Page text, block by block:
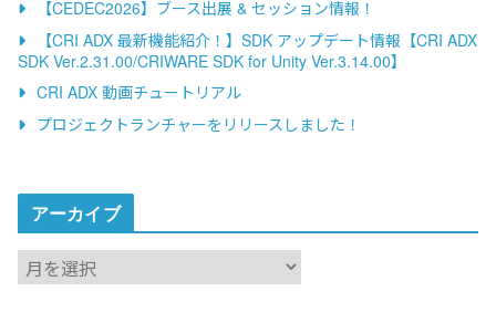
t
i
v
e
【CEDEC2026】ブース出展 & セッション情報！
【CRI ADX 最新機能紹介！】SDK アップデート情報【CRI ADX
SDK Ver.2.31.00/CRIWARE SDK for Unity Ver.3.14.00】
CRI ADX 動画チュートリアル
プロジェクトランチャーをリリースしました！
アーカイブ
ア
ー